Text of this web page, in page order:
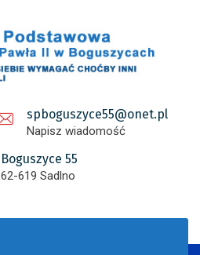
spboguszyce55@onet.pl
Napisz wiadomość
Boguszyce 55
62-619 Sadlno